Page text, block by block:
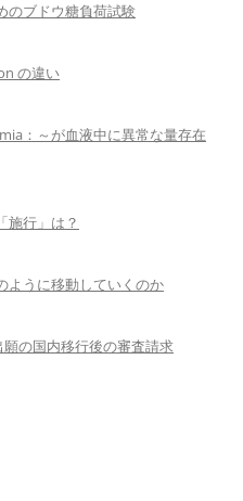
ブドウ糖負荷試験
の違い
：～が血液中に異常な量存在
施行」は？
ように移動していくのか
の国内移行後の審査請求